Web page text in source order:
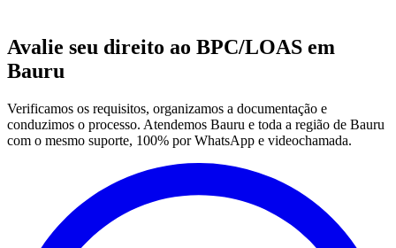
Avalie seu direito ao BPC/LOAS em
Bauru
Verificamos os requisitos, organizamos a documentação e
conduzimos o processo. Atendemos Bauru e toda a região de Bauru
com o mesmo suporte, 100% por WhatsApp e videochamada.